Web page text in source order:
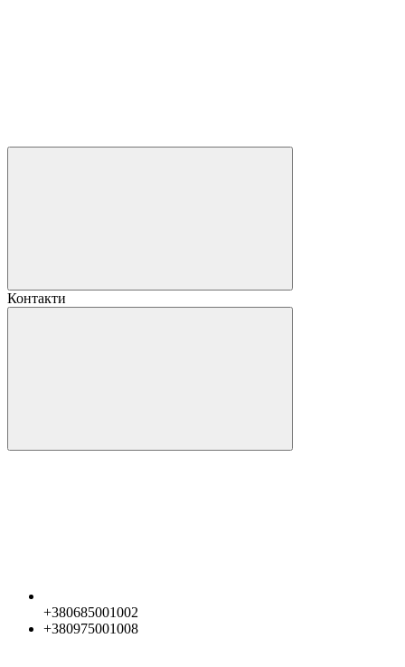
Контакти
+380685001002
+380975001008